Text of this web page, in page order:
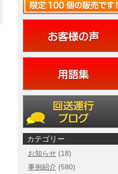
カテゴリー
お知らせ (18)
事例紹介 (580)